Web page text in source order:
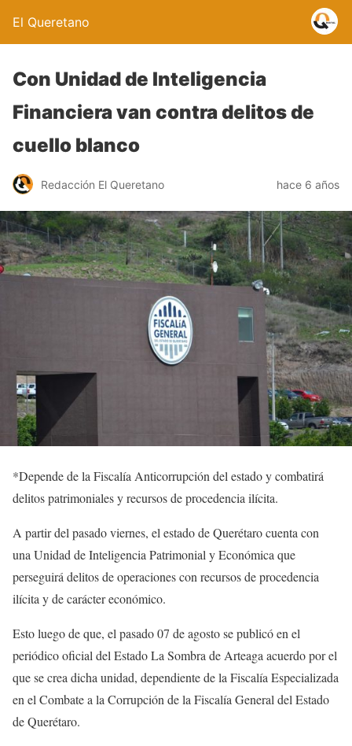
El Queretano
Con Unidad de Inteligencia
Financiera van contra delitos de
cuello blanco
Redacción El Queretano hace 6 años
*Depende de la Fiscalía Anticorrupción del estado y combatirá
delitos patrimoniales y recursos de procedencia ilícita.
A partir del pasado viernes, el estado de Querétaro cuenta con
una Unidad de Inteligencia Patrimonial y Económica que
perseguirá delitos de operaciones con recursos de procedencia
ilícita y de carácter económico.
Esto luego de que, el pasado 07 de agosto se publicó en el
periódico oficial del Estado La Sombra de Arteaga acuerdo por el
que se crea dicha unidad, dependiente de la Fiscalía Especializada
en el Combate a la Corrupción de la Fiscalía General del Estado
de Querétaro.